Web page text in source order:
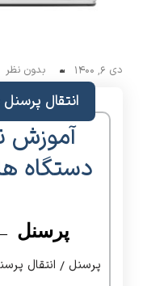
دی 6, 1400 بدون نظر
انتقال
آموزش
دستگاه
پرسنل ←
پرسنل / انتقال